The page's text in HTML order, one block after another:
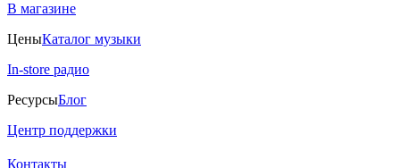
В магазине
ЦеныКаталог музыки
In-store радио
РесурсыБлог
Центр поддержки
Контакты